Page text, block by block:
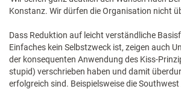
Konstanz. Wir dürfen die Organisation nicht
Dass Reduktion auf leicht verständliche
Einfaches kein Selbstzweck ist, zeigen auch
der konsequenten Anwendung des Kiss-
stupid) verschrieben haben und damit
erfolgreich sind. Beispielsweise die